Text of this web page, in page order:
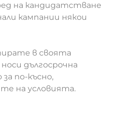
на кандидатстване
кампании някои
в своята
дългосрочна
по‑късно,
на условията.